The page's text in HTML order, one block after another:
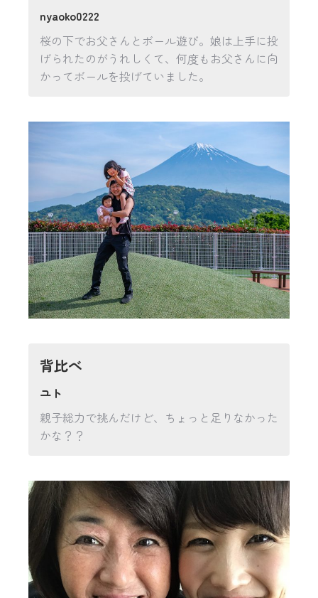
nyaoko0222
桜の下でお父さんとボール遊び。娘は上手に投
げられたのがうれしくて、何度もお父さんに向
かってボールを投げていました。
背比べ
ユト
親子総力で挑んだけど、ちょっと足りなかった
かな？？